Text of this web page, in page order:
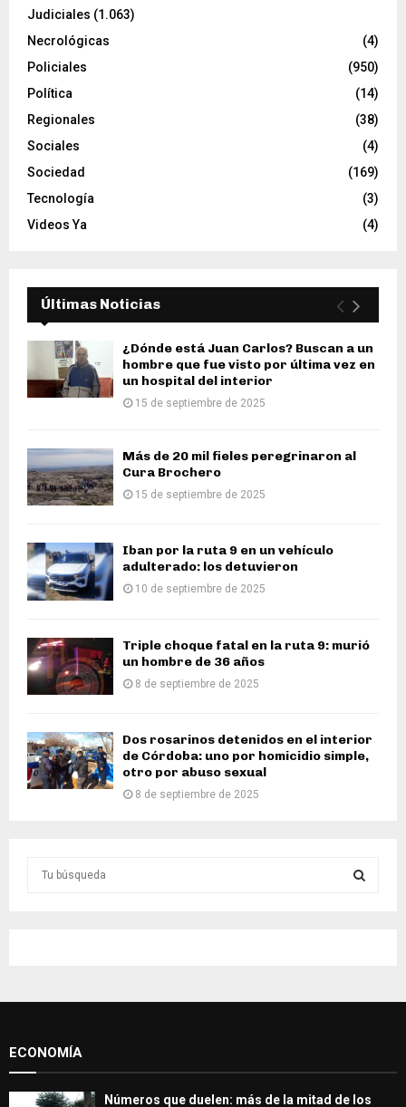
Judiciales (1.063)
Necrológicas
(4)
Policiales
(950)
Política
(14)
Regionales
(38)
Sociales
(4)
Sociedad
(169)
Tecnología
(3)
Videos Ya
(4)
Últimas Noticias
¿Dónde está Juan Carlos? Buscan a un
hombre que fue visto por última vez en
un hospital del interior
15 de septiembre de 2025
Más de 20 mil fieles peregrinaron al
Cura Brochero
15 de septiembre de 2025
Iban por la ruta 9 en un vehículo
adulterado: los detuvieron
10 de septiembre de 2025
Triple choque fatal en la ruta 9: murió
un hombre de 36 años
8 de septiembre de 2025
Dos rosarinos detenidos en el interior
de Córdoba: uno por homicidio simple,
otro por abuso sexual
8 de septiembre de 2025
o
H
ECONOMÍA
Números que duelen: más de la mitad de los